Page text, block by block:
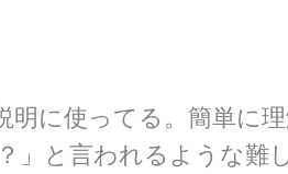
明に使ってる。簡単に
」と言われるような難